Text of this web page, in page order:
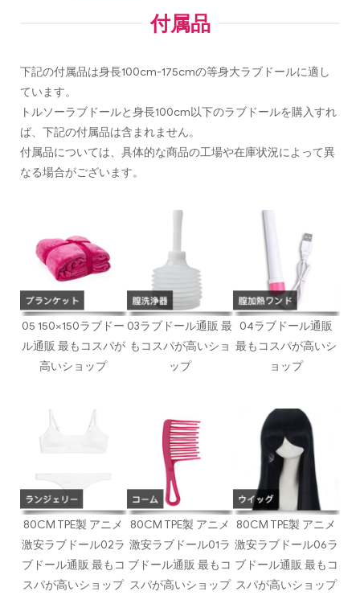
付属品
下記の付属品は身長100cm-175cmの等身大ラブドールに適し
ています。
トルソーラブドールと身長100cm以下のラブドールを購入すれ
ば、下記の付属品は含まれません。
付属品については、具体的な商品の工場や在庫状況によって異
なる場合がございます。
05 150×150ラブドー
ル通販 最もコスパが
高いショップ
03ラブドール通販 最
もコスパが高いショ
ップ
04ラブドール通販
最もコスパが高いシ
ョップ
80CM TPE製 アニメ
激安ラブドール02ラ
ブドール通販 最もコ
スパが高いショップ
80CM TPE製 アニメ
激安ラブドール01ラ
ブドール通販 最もコ
スパが高いショップ
80CM TPE製 アニメ
激安ラブドール06ラ
ブドール通販 最もコ
スパが高いショップ